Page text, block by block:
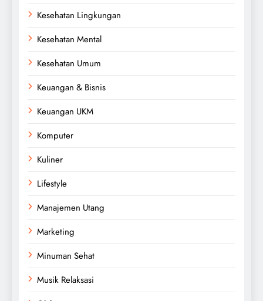
Kesehatan Lingkungan
Kesehatan Mental
Kesehatan Umum
Keuangan & Bisnis
Keuangan UKM
Komputer
Kuliner
Lifestyle
Manajemen Utang
Marketing
Minuman Sehat
Musik Relaksasi